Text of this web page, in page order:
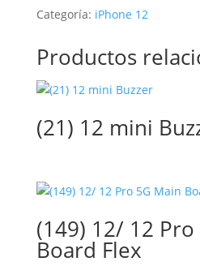
Categoría: iPhone 12
Productos
(21) 12 mini
(149) 12/ 12
Board Flex